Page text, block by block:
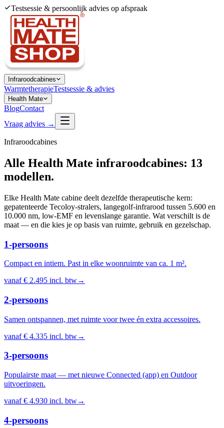
Testsessie & persoonlijk advies op afspraak
Infraroodcabines
WarmtetherapieTestsessie & advies
Health Mate
BlogContact
Vraag advies →
Infraroodcabines
Alle Health Mate infraroodcabines: 13
modellen.
Elke Health Mate cabine deelt dezelfde therapeutische kern:
gepatenteerde Tecoloy-stralers, langegolf-infrarood tussen 5.600 en
10.000 nm, low-EMF en levenslange garantie. Wat verschilt is de
maat — en die kies je op basis van ruimte, gebruik en gezelschap.
1-persoons
Compact en intiem. Past in elke woonruimte van ca. 1 m².
vanaf€ 2.495 incl. btw→
2-persoons
Samen ontspannen, met ruimte voor twee én extra accessoires.
vanaf€ 4.335 incl. btw→
3-persoons
Populairste maat — met nieuwe Connected (app) en Outdoor
uitvoeringen.
vanaf€ 4.930 incl. btw→
4-persoons